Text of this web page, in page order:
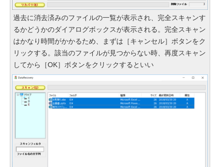
過去に消去済みのファイルの一覧が表示され、完全スキャンす
るかどうかのダイアログボックスが表示される。完全スキャン
はかなり時間がかかるため、まずは［キャンセル］ボタンをク
リックする。該当のファイルが見つからない時、再度スキャン
してから［OK］ボタンをクリックするといい